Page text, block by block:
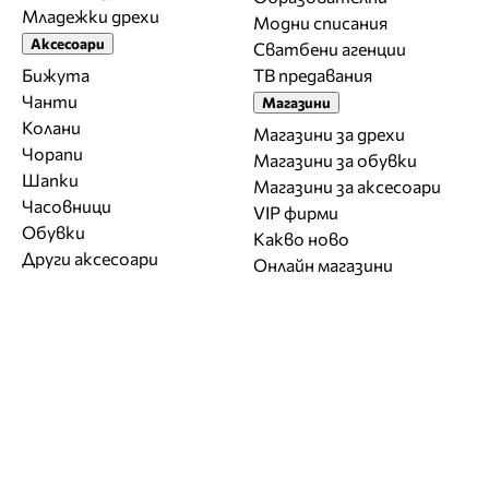
Младежки дрехи
Аксесоари
Бижута
Чанти
Колани
Чорапи
Шапки
Часовници
Обувки
Други аксесоари
Модни списания
Сватбени агенции
ТВ предавания
Магазини
Магазини за дрехи
Магазини за обувки
Магазини за aксесоари
VIP фирми
Какво ново
Онлайн магазини